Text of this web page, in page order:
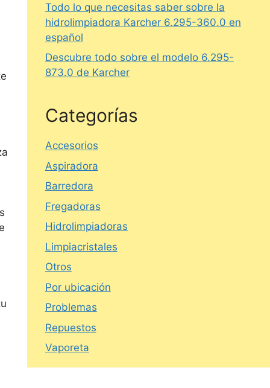
Todo lo que necesitas saber sobre la
hidrolimpiadora Karcher 6.295-360.0 en
español
Descubre todo sobre el modelo 6.295-
873.0 de Karcher
Categorías
Accesorios
Aspiradora
Barredora
Fregadoras
Hidrolimpiadoras
Limpiacristales
Otros
Por ubicación
Problemas
Repuestos
Vaporeta